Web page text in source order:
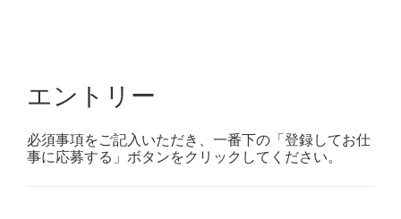
エントリー
必須事項をご記入いただき、一番下の「登録してお仕
事に応募する」ボタンをクリックしてください。